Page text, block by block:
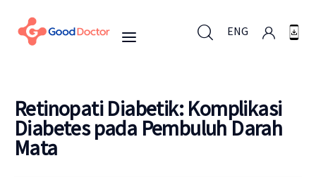
ENG
ENG
Retinopati Diabetik: Komplikasi
Diabetes pada Pembuluh Darah
Mata